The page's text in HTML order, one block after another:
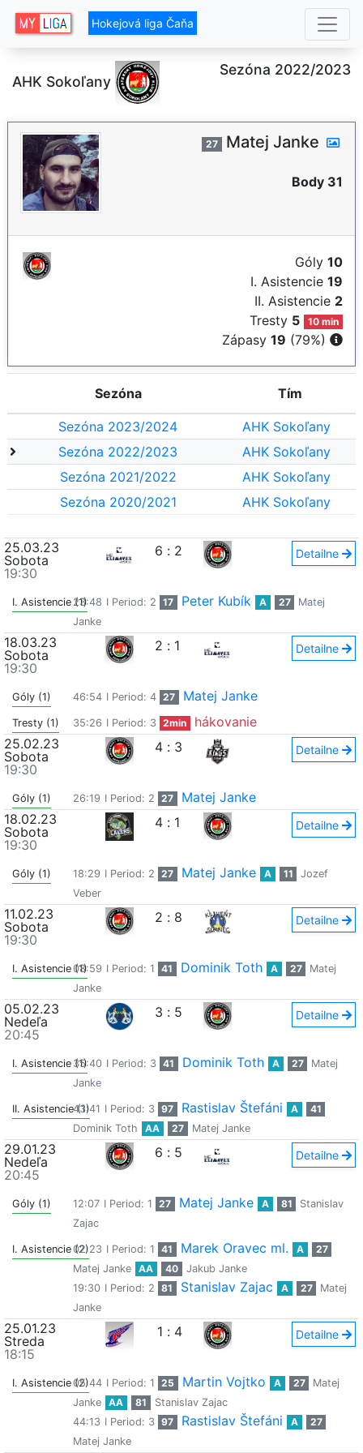
Hokejová liga Čaňa
AHK Sokoľany
Sezóna 2022/2023
27 Matej Janke
Body 31
Góly 10
I. Asistencie 19
II. Asistencie 2
Tresty 5 10 min
Zápasy 19 (79%)
Sezóna Tím
Sezóna 2023/2024
AHK Sokoľany
Sezóna 2022/2023
AHK Sokoľany
Sezóna 2021/2022
AHK Sokoľany
Sezóna 2020/2021
AHK Sokoľany
25.03.23
Sobota
19:30
6 : 2 Detailne
I. Asistencie (1)23:48 I Period: 2 17 Peter Kubík A 27
Matej
Janke
18.03.23
Sobota
19:30
2 : 1 Detailne
Góly (1) 46:54 I Period: 4 27 Matej Janke
Tresty (1) 35:26 I Period: 3 2min
hákovanie
25.02.23
Sobota
19:30
4 : 3 Detailne
Góly (1) 26:19 I Period: 2 27
Matej Janke
18.02.23
Sobota
19:30
4 : 1 Detailne
Góly (1) 18:29 I Period: 2 27 Matej Janke A 11
Jozef
Veber
11.02.23
Sobota
19:30
2 : 8 Detailne
I. Asistencie (1)08:59 I Period: 1 41 Dominik Toth A 27
Matej
Janke
05.02.23
Nedeľa
20:45
3 : 5 Detailne
I. Asistencie (1)35:40 I Period: 3 41 Dominik Toth A 27
Matej
Janke
II. Asistencie (1)
43:41 I Period: 3 97 Rastislav Štefáni A
41
Dominik Toth
AA 27 Matej Janke
29.01.23
Nedeľa
20:45
6 : 5 Detailne
Góly (1) 12:07 I Period: 1 27 Matej Janke A 81
Stanislav
Zajac
I. Asistencie (2)02:23 I Period: 1 41 Marek Oravec ml. A
27
Matej Janke
AA 40
Jakub Janke
19:30 I Period: 2 81 Stanislav Zajac A 27
Matej
Janke
25.01.23
Streda
18:15
1 : 4 Detailne
I. Asistencie (2)05:44 I Period: 1 25 Martin Vojtko A 27
Matej
Janke
AA 81
Stanislav Zajac
44:13 I Period: 3 97 Rastislav Štefáni A
27
Matej Janke